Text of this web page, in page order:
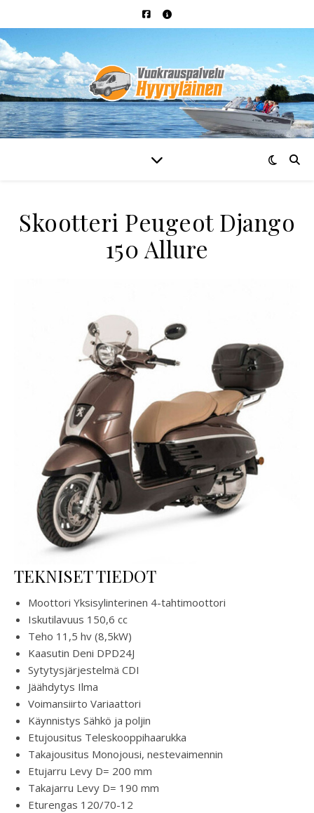
Skootteri Peugeot Django
150 Allure
TEKNISET TIEDOT
Moottori Yksisylinterinen 4-tahtimoottori
Iskutilavuus 150,6 cc
Teho 11,5 hv (8,5kW)
Kaasutin Deni DPD24J
Sytytysjärjestelmä CDI
Jäähdytys Ilma
Voimansiirto Variaattori
Käynnistys Sähkö ja poljin
Etujousitus Teleskooppihaarukka
Takajousitus Monojousi, nestevaimennin
Etujarru Levy D= 200 mm
Takajarru Levy D= 190 mm
Eturengas 120/70-12